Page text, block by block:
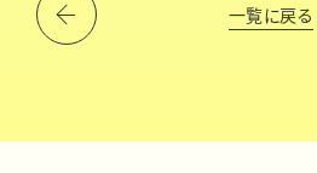
一覧に戻る